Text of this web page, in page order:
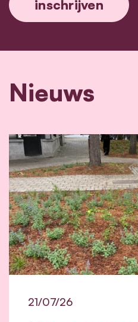
Nieuws
21/07/26